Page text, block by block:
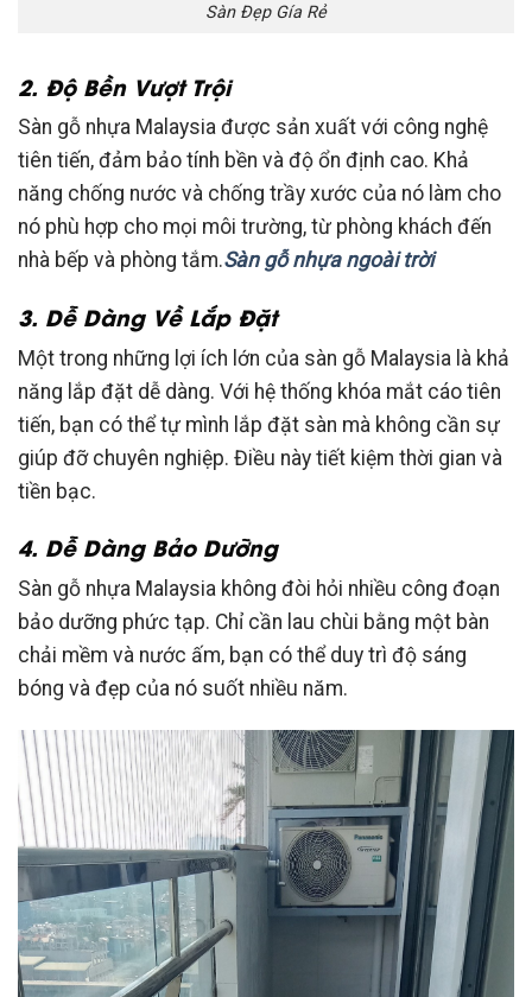
Sàn Đẹp Gía Rẻ
2. Độ Bền Vượt Trội
Sàn gỗ nhựa Malaysia được sản xuất với công nghệ
tiên tiến, đảm bảo tính bền và độ ổn định cao. Khả
năng chống nước và chống trầy xước của nó làm cho
nó phù hợp cho mọi môi trường, từ phòng khách đến
nhà bếp và phòng tắm.Sàn gỗ nhựa ngoài trời
3. Dễ Dàng Về Lắp Đặt
Một trong những lợi ích lớn của sàn gỗ Malaysia là khả
năng lắp đặt dễ dàng. Với hệ thống khóa mắt cáo tiên
tiến, bạn có thể tự mình lắp đặt sàn mà không cần sự
giúp đỡ chuyên nghiệp. Điều này tiết kiệm thời gian và
tiền bạc.
4. Dễ Dàng Bảo Dưỡng
Sàn gỗ nhựa Malaysia không đòi hỏi nhiều công đoạn
bảo dưỡng phức tạp. Chỉ cần lau chùi bằng một bàn
chải mềm và nước ấm, bạn có thể duy trì độ sáng
bóng và đẹp của nó suốt nhiều năm.